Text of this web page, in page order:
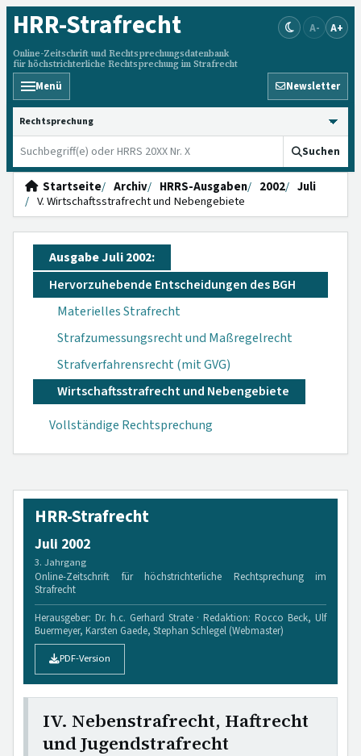
HRR-Strafrecht
Online-Zeitschrift und Rechtsprechungsdatenbank
für höchstrichterliche Rechtsprechung im Strafrecht
A- A+
Menü Newsletter
HRRS durchsuchen
Suchen
Startseite Archiv HRRS-Ausgaben 2002
Juli
V. Wirtschaftsstrafrecht und Nebengebiete
Ausgabe Juli 2002:
Hervorzuhebende Entscheidungen des BGH
Materielles Strafrecht
Strafzumessungsrecht und Maßregelrecht
Strafverfahrensrecht (mit GVG)
Wirtschaftsstrafrecht und Nebengebiete
Vollständige Rechtsprechung
HRR-Strafrecht
Juli 2002
3. Jahrgang
Online-Zeitschrift für höchstrichterliche Rechtsprechung im
Strafrecht
Herausgeber: Dr. h.c. Gerhard Strate · Redaktion: Rocco Beck, Ulf
Buermeyer, Karsten Gaede, Stephan Schlegel (Webmaster)
PDF-Version
IV. Nebenstrafrecht, Haftrecht
und Jugendstrafrecht